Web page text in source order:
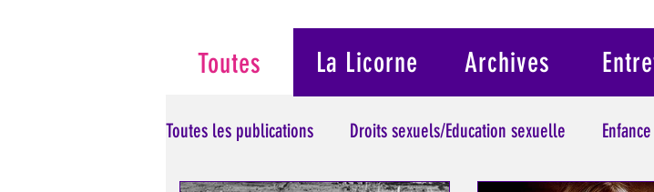
Toutes les publications Droits sexuels/Education sexuelle Enfance
La Licorne Archives
Toutes